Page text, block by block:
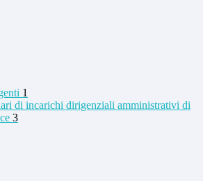
1
di incarichi dirigenziali amministrativi di
3